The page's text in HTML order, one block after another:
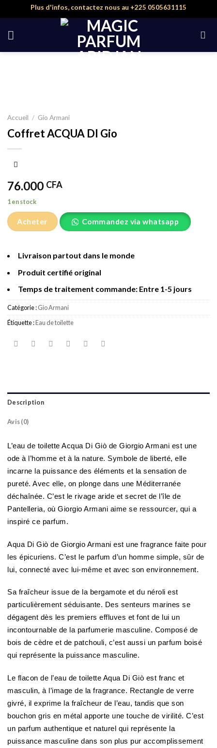
to
content
Plus d'infos, contactez nous au +225 0505631115
Accueil / Gio Armani
Coffret ACQUA DI Gio
76.000 CFA
1 en stock
Acheter Commandez via whatsapp
Livraison partout dans le monde
Produit certifié original
Temps de traitement commande: Entre 1-5 jours
Catégorie :Gio Armani
Étiquette :Eau de toilette
Description
Avis (0)
L’eau de toilette Acqua Di Giò de Giorgio Armani est une
ode à l’homme et à la nature. Symbole de liberté, elle
incarne la puissance des éléments et la sensation de
pureté. Avec elle, on plonge dans une Méditerranée
déchaînée. C’est le rivage aride et secret de l’île de
Pantelleria, où Giorgio Armani aime se ressourcer, qui a
inspiré ce parfum.
Aqua Di Giò de Giorgio Armani est une fragrance faite pour
les épicuriens. C’est le parfum d’un homme simple, sûr de
lui, connecté avec lui-même et avec son environnement.
Sa fraîcheur issue de la bergamote et du néroli est
particulièrement séduisante. Des senteurs marines se
dégagent dès les premiers effluves et font de lui un
incontournable de la parfumerie masculine. Composé de
bois de cèdre et de patchouli, c’est aussi un parfum boisé
qui représente la puissance masculine.
Le flacon de l’eau de toilette Aqua Di Giò est franc et
masculin, à l’image de la fragrance. Rectangle de verre
givré, il exprime la fraîcheur de l’eau, tandis que son
bouchon gris en métal apporte une touche de virilité. C’est
un parfum authentique et naturel qui représente la
puissance masculine dans son plus pur accomplissement